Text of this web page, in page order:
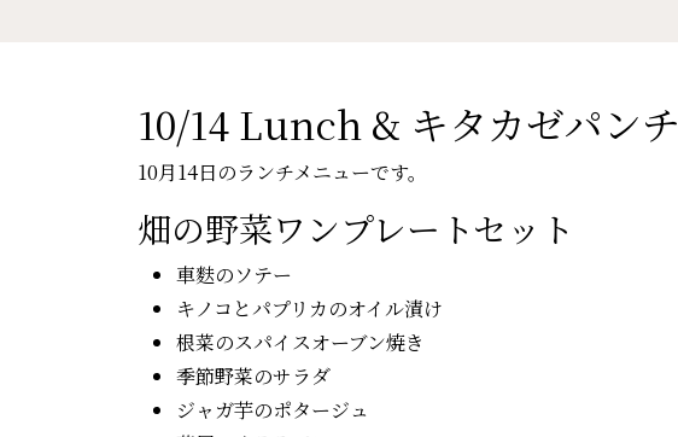
10/14 Lunch & キタカゼパンチ
10月14日のランチメニューです。
畑の野菜ワンプレートセット
車麩のソテー
キノコとパプリカのオイル漬け
根菜のスパイスオーブン焼き
季節野菜のサラダ
ジャガ芋のポタージュ